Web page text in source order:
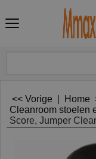
<< Vorige Home
Cleanroom stoelen
Score, Jumper